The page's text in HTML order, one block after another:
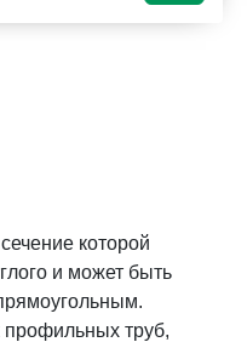
которой
и может быть
труб,